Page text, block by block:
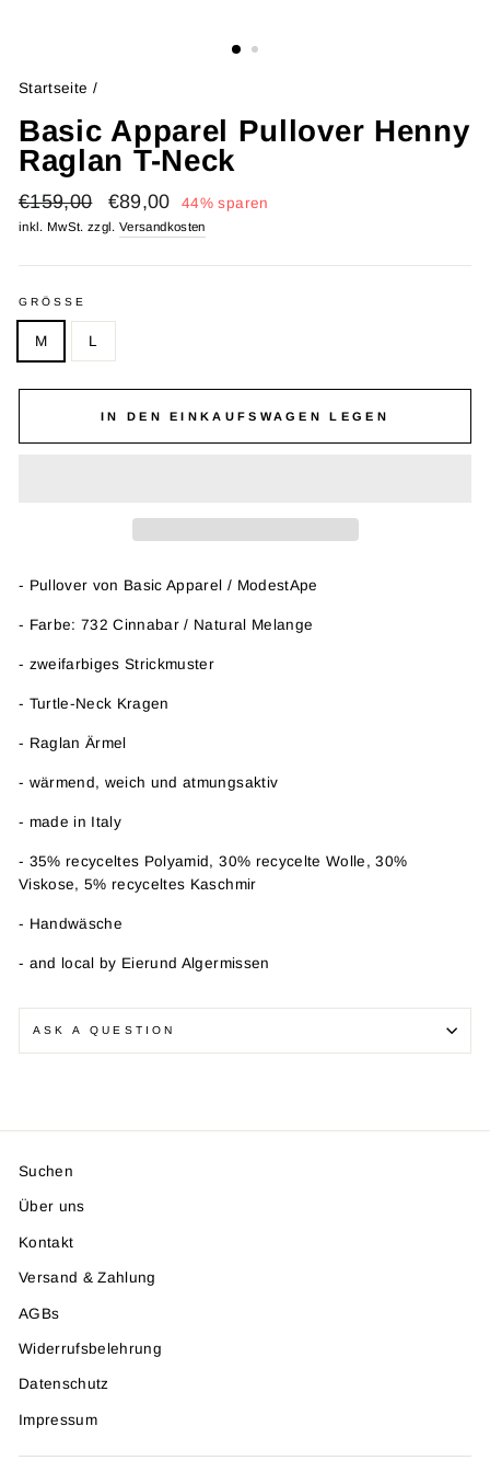
Startseite /
Basic Apparel Pullover Henny
Raglan T-Neck
Normaler
Preis
€159,00 Sonderpreis
€89,00 44% sparen
inkl. MwSt. zzgl.Versandkosten
GRÖSSE
M L
IN DEN EINKAUFSWAGEN LEGEN
- Pullover von Basic Apparel / ModestApe
- Farbe: 732 Cinnabar / Natural Melange
- zweifarbiges Strickmuster
- Turtle-Neck Kragen
- Raglan Ärmel
- wärmend, weich und atmungsaktiv
- made in Italy
- 35% recyceltes Polyamid, 30% recycelte Wolle, 30%
Viskose, 5% recyceltes Kaschmir
- Handwäsche
- and local by Eierund Algermissen
ASK A QUESTION
Suchen
Über uns
Kontakt
Versand & Zahlung
AGBs
Widerrufsbelehrung
Datenschutz
Impressum